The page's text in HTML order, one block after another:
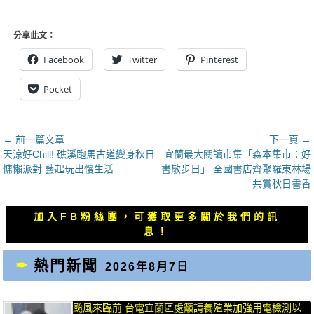
分享此文：
Facebook Twitter Pinterest
Pocket
文
章
導
← 前一篇文章
上
一
天涼好Chill! 礁溪跑馬古道變身秋日
慵懶派對 藝起玩出慢生活
下一頁 →
下
一
章：
宜蘭最大閱讀市集「森本集市：好
書散步日」 全國書店齊聚羅東林場
共賞秋日書香
加入FB粉絲團，可獲取更多關於我們的訊
息！
熱門新聞 2026年8月7日
颱風來臨前 台電宜蘭區處籲請養殖業加強用電檢測以